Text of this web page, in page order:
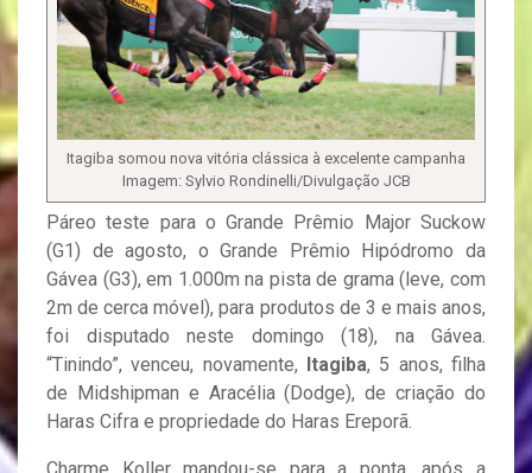
Itagiba somou nova vitória clássica à excelente campanha
Imagem: Sylvio Rondinelli/Divulgação JCB
Páreo teste para o Grande Prêmio Major Suckow
(G1) de agosto, o Grande Prêmio Hipódromo da
Gávea (G3), em 1.000m na pista de grama (leve, com
2m de cerca móvel), para produtos de 3 e mais anos,
foi disputado neste domingo (18), na Gávea.
“Tinindo”, venceu, novamente,
Itagiba, 5 anos, filha
de Midshipman e Aracélia (Dodge), de criação do
Haras Cifra e propriedade do Haras Ereporã.